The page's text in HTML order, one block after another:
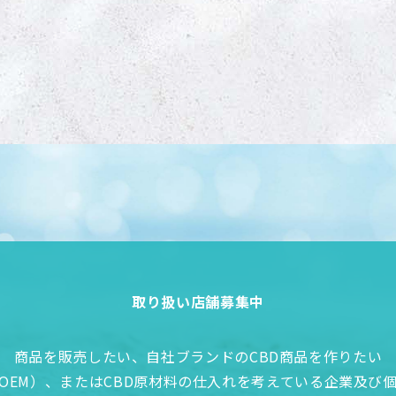
取り扱い店舗募集中
商品を販売したい、自社ブランドのCBD商品を作りたい
）、またはCBD原材料の仕入れを考えている企業及び